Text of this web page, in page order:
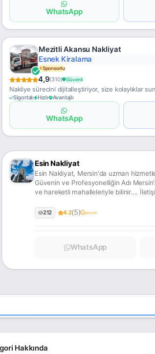
WhatsApp
Mezitli Akansu Nakliyat
Güvenli Taşıma
Sponsorlu
4,9(310) Güvenli
Nakliye sürecini dijitalleştiriyor, size kolaylıklar
Sigortalı Hızlı Avantajlı
WhatsApp
Esin Nakliyat
Esin Nakliyat, Mersin'da uzman hizmetler sunan bir
Güvenin ve Profesyonelliğin Adı Mersin’in gözde ilçesi Mezitli, Akdeniz’in mavisiyle kucaklaşan yoğun
ve hareketli mahalleleriyle bilinir....
212 4.2(5) yorum
WhatsApp
Hakkında